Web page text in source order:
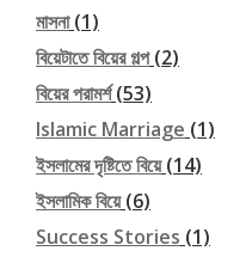
মাসনা(1)
বিয়েটাতে বিয়ের গল্প(2)
বিয়ের পরামর্শ(53)
Islamic Marriage (1)
ইসলামের দৃষ্টিতে বিয়ে(14)
ইসলামিক বিয়ে(6)
Success Stories (1)